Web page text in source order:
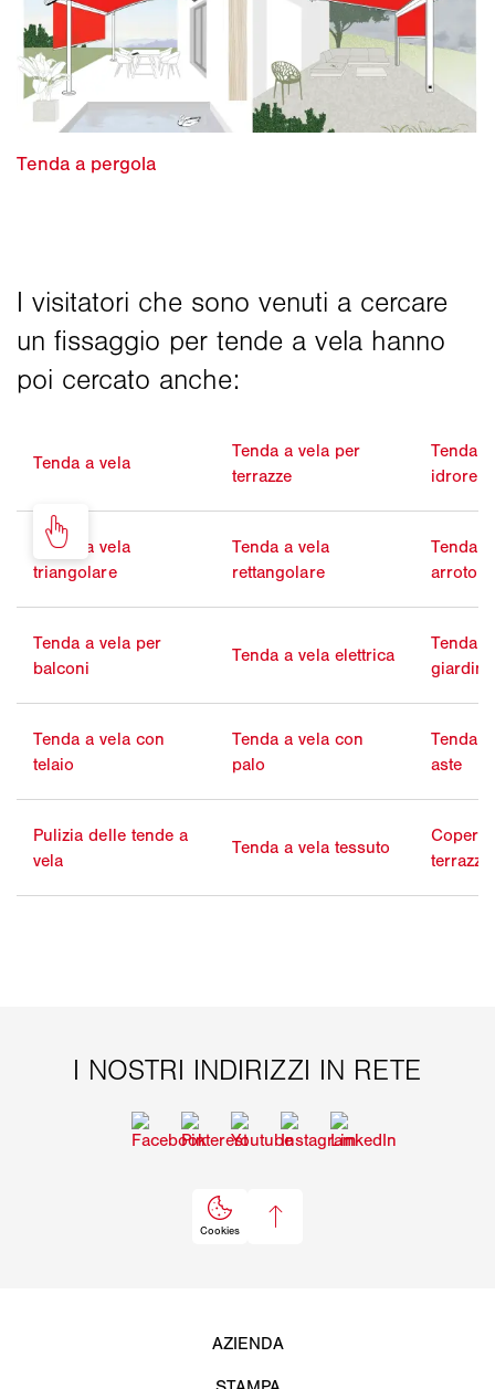
Tenda a vela
Tenda a vela per
terrazze
Tenda
Tenda a vela
triangolare
Tenda a vela
rettangolare
Tenda
Tenda a vela per
balconi
Tenda a vela elettrica
Tenda
giardini
Tenda a vela con
telaio
Tenda a vela con
palo
Tenda
aste
Pulizia delle tende a
vela
Tenda a vela tessuto
terrazze